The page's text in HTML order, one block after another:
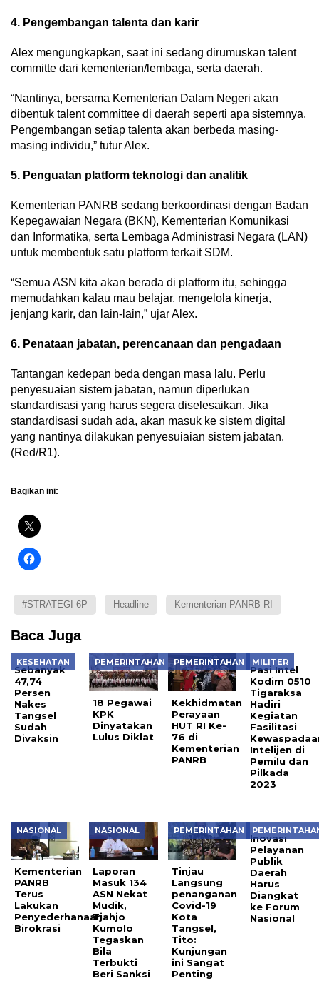
4. Pengembangan talenta dan karir
Alex mengungkapkan, saat ini sedang dirumuskan talent
committe dari kementerian/lembaga, serta daerah.
“Nantinya, bersama Kementerian Dalam Negeri akan
dibentuk talent committee di daerah seperti apa sistemnya.
Pengembangan setiap talenta akan berbeda masing-
masing individu,” tutur Alex.
5. Penguatan platform teknologi dan analitik
Kementerian PANRB sedang berkoordinasi dengan Badan
Kepegawaian Negara (BKN), Kementerian Komunikasi
dan Informatika, serta Lembaga Administrasi Negara (LAN)
untuk membentuk satu platform terkait SDM.
“Semua ASN kita akan berada di platform itu, sehingga
memudahkan kalau mau belajar, mengelola kinerja,
jenjang karir, dan lain-lain,” ujar Alex.
6. Penataan jabatan, perencanaan dan pengadaan
Tantangan kedepan beda dengan masa lalu. Perlu
penyesuaian sistem jabatan, namun diperlukan
standardisasi yang harus segera diselesaikan. Jika
standardisasi sudah ada, akan masuk ke sistem digital
yang nantinya dilakukan penyesuiaian sistem jabatan.
(Red/R1).
Bagikan ini:
#STRATEGI 6P Headline Kementerian PANRB RI
Baca Juga
KESEHATAN
Sebanyak
47,74
Persen
Nakes
Tangsel
Sudah
Divaksin
PEMERINTAHAN
18 Pegawai
KPK
Dinyatakan
Lulus Diklat
PEMERINTAHAN
Kekhidmatan
Perayaan
HUT RI Ke-
76 di
Kementerian
PANRB
MILITER
Pasi Intel
Kodim 0510
Tigaraksa
Hadiri
Kegiatan
Fasilitasi
Intelijen di
Pemilu dan
Pilkada
2023
NASIONAL
Kementerian
PANRB
Terus
Lakukan
Penyederhanaan
Birokrasi
NASIONAL
Laporan
Masuk 134
ASN Nekat
Mudik,
Tjahjo
Kumolo
Tegaskan
Bila
Terbukti
Beri Sanksi
PEMERINTAHAN
Tinjau
Langsung
penanganan
Covid-19
Kota
Tangsel,
Tito:
Kunjungan
ini Sangat
Penting
Inovasi
Pelayanan
Publik
Daerah
Harus
Diangkat
ke Forum
Nasional